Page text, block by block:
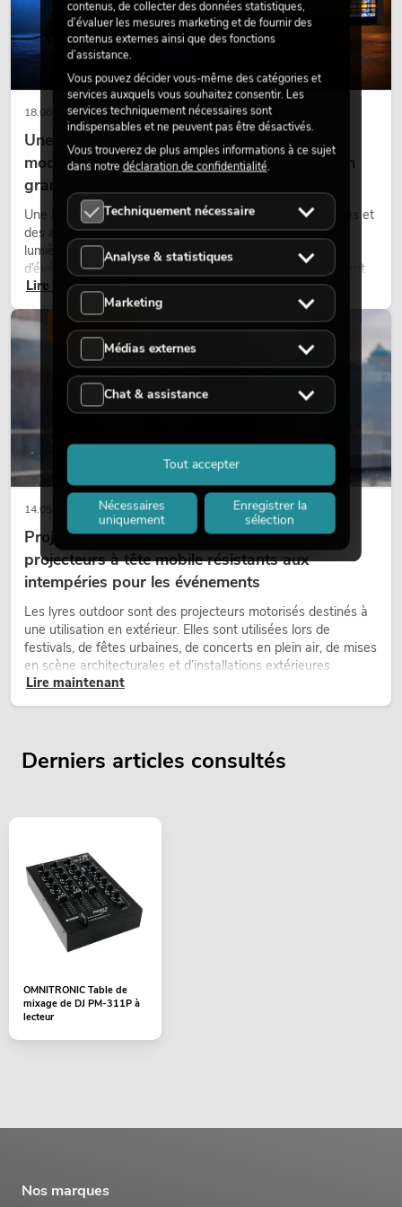
18.06.2026
Une touche rétro dans un design d'éclairage
moderne : pourquoi la lumière chaude fait son
grand retour
Une lumière très chaude, des surfaces lumineuses visibles et
des accents colorés caractérisent de nombreux designs
lumière actuels sur les scènes, dans les clubs et lors
d’événements. La lumière rétro n’est pas un effet purement
nostalgique, mais un outil de conception utilisé de manière
ciblée : elle crée une atmosphère, donne du caractère aux
scènes et peut rendre les configurations LED techniques plus
émotionnelles.
Lire maintenant
14.05.2026
Projecteurs à tête mobile d'extérieur : des
projecteurs à tête mobile résistants aux
intempéries pour les événements
Les lyres outdoor sont des projecteurs motorisés destinés à
une utilisation en extérieur. Elles sont utilisées lors de
festivals, de fêtes urbaines, de concerts en plein air, de mises
en scène architecturales et d’installations extérieures
temporaires.
Lire maintenant
ÉCLAIRAGE
Derniers articles consultés
OMNITRONIC Table de
mixage de DJ PM-311P à
lecteur
Nos marques
contenus, de collecter des données statistiques,
d’évaluer les mesures marketing et de fournir des
contenus externes ainsi que des fonctions
d’assistance.
Vous pouvez décider vous-même des catégories et
services auxquels vous souhaitez consentir. Les
services techniquement nécessaires sont
indispensables et ne peuvent pas être désactivés.
Vous trouverez de plus amples informations à ce sujet
dans notre déclaration de confidentialité.
Techniquement nécessaire
Analyse & statistiques
Marketing
Médias externes
Chat & assistance
Nécessaires
uniquement
Enregistrer la
sélection
Tout accepter